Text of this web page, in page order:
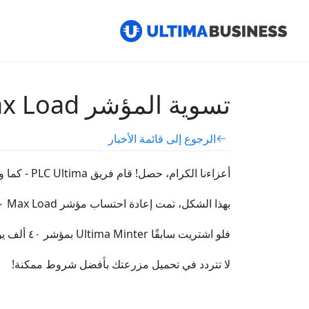
تسوية المؤشر Max Load حتى ١٠ آلاف يورو
الرجوع إلى قائمة الأخبار
أعزاءنا الكرام، حصل! قام فريق PLC Ultima - كما وعد - بتسوية المؤشر Max Load حتى ١٠ آلاف يورو!
بهذا الشكل، تمت إعادة احتساب مؤشر Max Load ١٠ آلاف يورو لدى الشركاء الحاصلين على مزارع يزيد مؤشر الـMax Load فيها عن ١٠ آلاف يورو
فلو اشتريت سابقًا Ultima Minter بمؤشر ٤٠ ألف يورو، فإنه تمت زيادة Max Load للترخيص من هذا القبيل بـ٤ أضعاف.
لا تتردد في تحميل مزرعتك بأفضل شروط ممكنة!